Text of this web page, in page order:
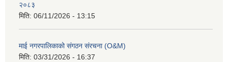
२०८३
मिति: 06/11/2026 - 13:15
माई नगरपालिकाको संगठन संरचना (O&M)
मिति: 03/31/2026 - 16:37